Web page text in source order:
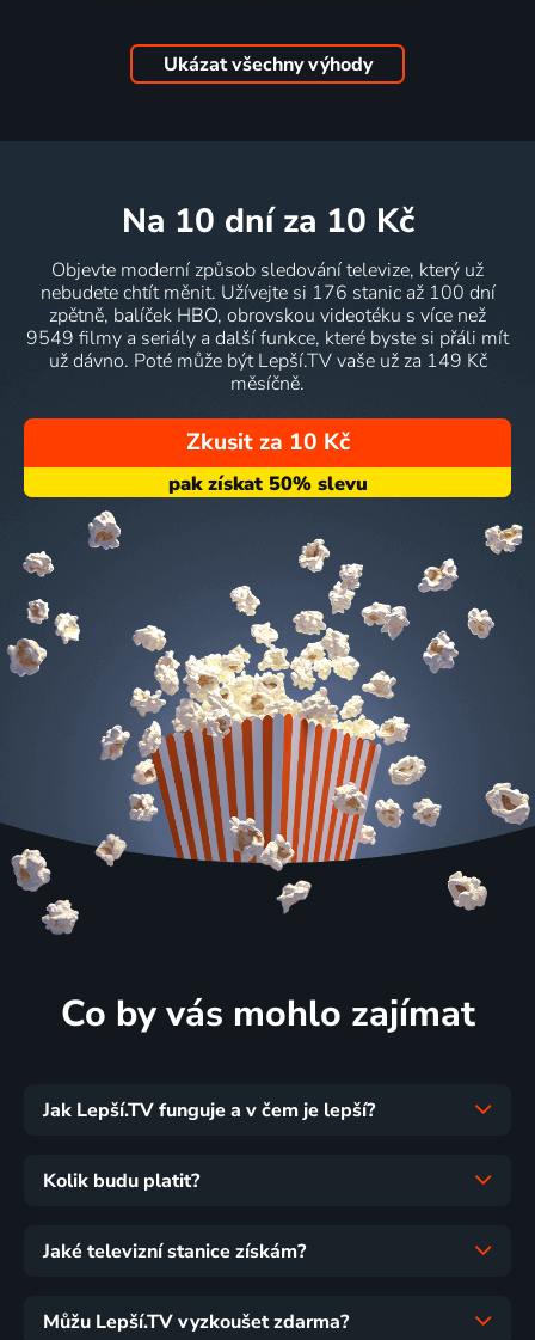
Ukázat všechny výhody
na 10 dní za 10 Kč
Objevte moderní způsob sledování televize, který už
nebudete chtít měnit. Užívejte si 176 stanic až 100 dní
zpětně, balíček HBO, obrovskou videotéku s více než
9549 filmy a seriály a další funkce, které byste si přáli mít
už dávno. Poté může být Lepší.TV vaše už za 149 Kč
měsíčně.
Zkusit za 10 Kč
Co by vás mohlo zajímat
Jak Lepší.TV funguje a v čem je lepší?
Kolik budu platit?
Jaké televizní stanice získám?
Můžu Lepší.TV vyzkoušet zdarma?